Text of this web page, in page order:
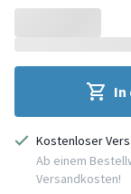
In
Kostenloser
Ab einem
Versandkosten!